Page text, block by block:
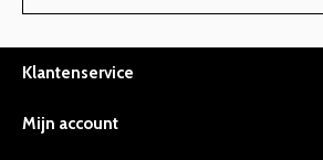
Klantenservice
Mijn account